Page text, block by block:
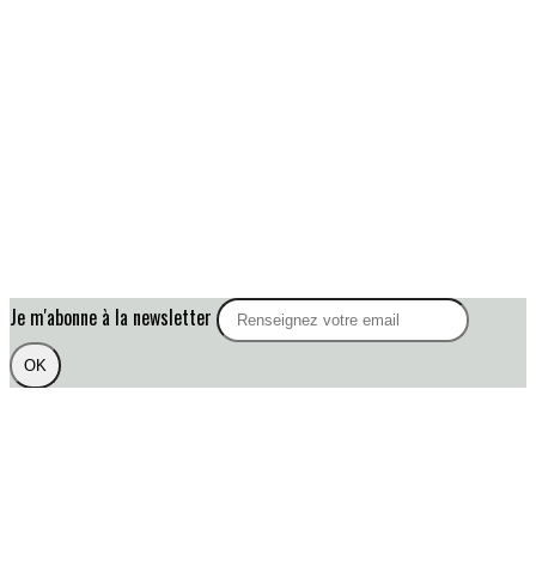
Je m'abonne à la newsletter
OK